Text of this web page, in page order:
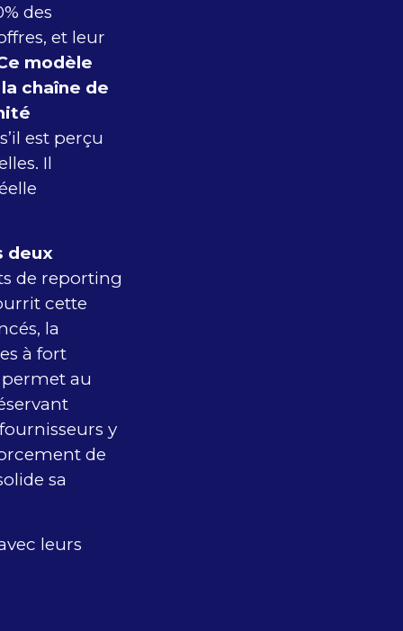
des
et leur
modèle
chaîne de
est perçu
Il
deux
de reporting
cette
la
à fort
au
y
de
sa
leurs